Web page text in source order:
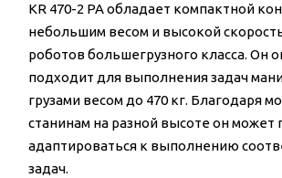
KR 470-2 PA обладает компактной
небольшим весом и высокой
роботов большегрузного класса. Он
подходит для выполнения задач
грузами весом до 470 кг. Благодаря
станинам на разной высоте он может
адаптироваться к выполнению
задач.